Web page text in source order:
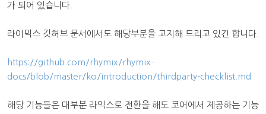
가 되어 있습니다.
라이믹스 깃허브 문서에서도 해당부분을 고지해 드리고 있긴 합니다.
https://github.com/rhymix/rhymix-
docs/blob/master/ko/introduction/thirdparty-checklist.md
해당 기능들은 대부분 라익스로 전환을 해도 코어에서 제공하는 기능